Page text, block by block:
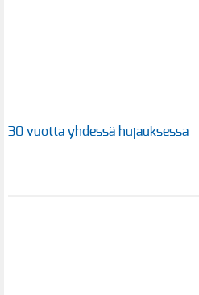
30 vuotta yhdessä hujauksessa